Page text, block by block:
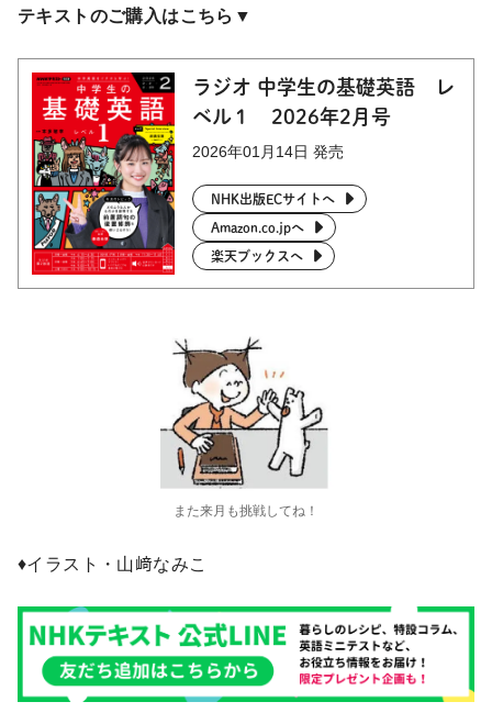
テキストのご購入はこちら▼
ラジオ 中学生の基礎英語 レ
ベル１ 2026年2月号
2026年01月14日 発売
NHK出版ECサイトへ
Amazon.co.jpへ
楽天ブックスへ
また来月も挑戦してね！
♦イラスト・山﨑なみこ